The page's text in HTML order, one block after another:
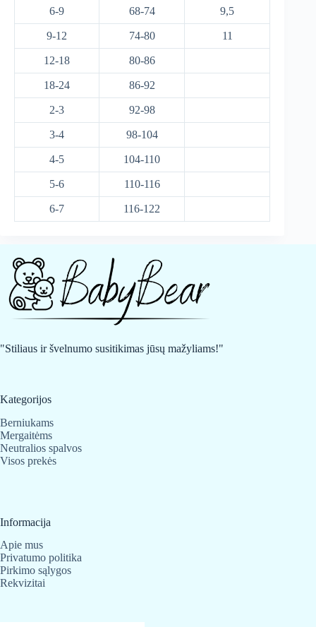
6-9 68-74 9,5
9-12 74-80 11
12-18 80-86
18-24 86-92
2-3 92-98
3-4 98-104
4-5 104-110
5-6 110-116
6-7 116-122
"Stiliaus ir švelnumo susitikimas jūsų mažyliams!"
Kategorijos
Berniukams
Mergaitėms
Neutralios spalvos
Visos prekės
Informacija
Apie mus
Privatumo politika
Pirkimo sąlygos
Rekvizitai